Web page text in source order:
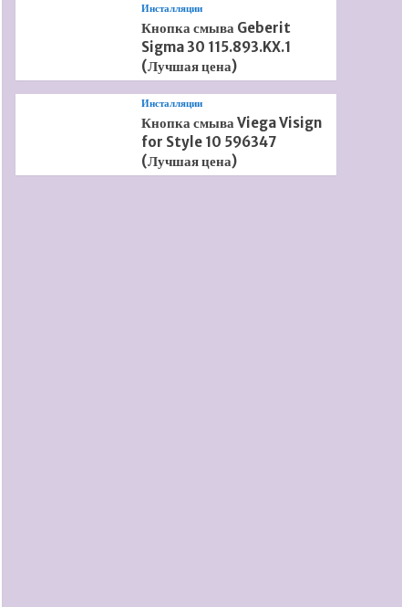
Инсталляции
Кнопка смыва Geberit
Sigma 30 115.893.KX.1
(Лучшая цена)
Инсталляции
Кнопка смыва Viega Visign
for Style 10 596347
(Лучшая цена)